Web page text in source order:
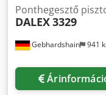
Gebhardshain 941
Ponthegesztő
DALEX3329